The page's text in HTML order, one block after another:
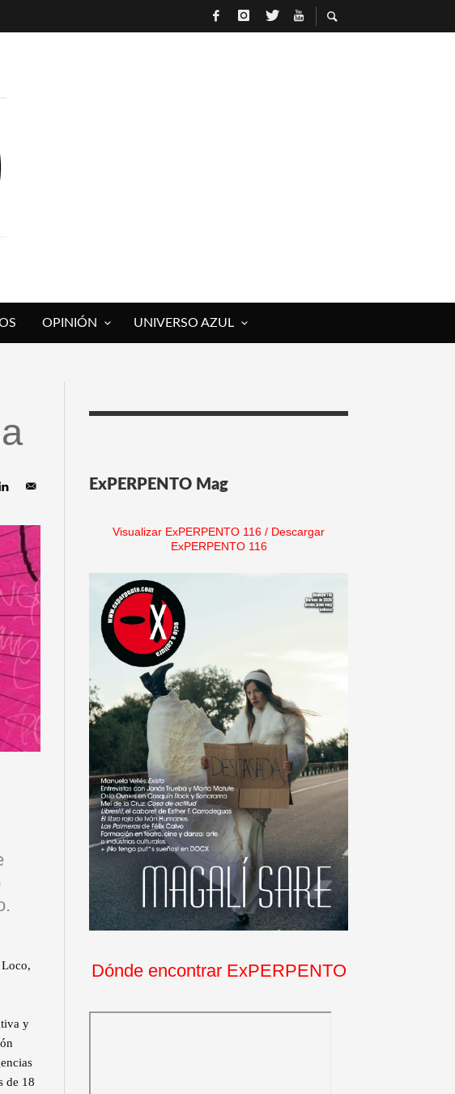
TOLCACHIR
OPINIÓN UNIVERSO AZUL
y
de 18
ExPERPENTO Mag
Visualizar ExPERPENTO 116 / Descargar
ExPERPENTO 116
Dónde encontrar ExPERPENTO